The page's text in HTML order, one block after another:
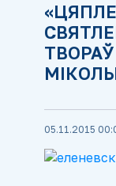
05.11.2015